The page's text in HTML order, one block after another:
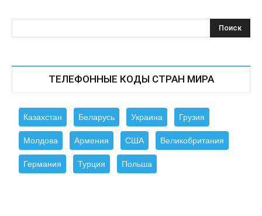
ТЕЛЕФОННЫЕ КОДЫ СТРАН МИРА
Казахстан Беларусь Украина Грузия
Молдова Армения США Великобритания
Германия Турция Польша